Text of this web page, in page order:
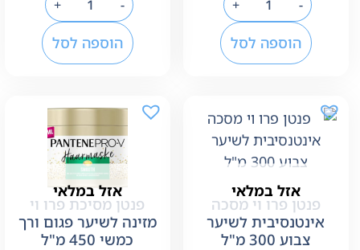
-
+
הוספה לסל
-
+
הוספה לסל
אזל במלאי
פנטן פרו וי מסכה
אינטנסיבית לשיער
צבוע 300 מ"ל
אזל במלאי
פנטן מסיכת פרו וי
מזינה לשיער פגום ורך
כמשי 450 מ"ל